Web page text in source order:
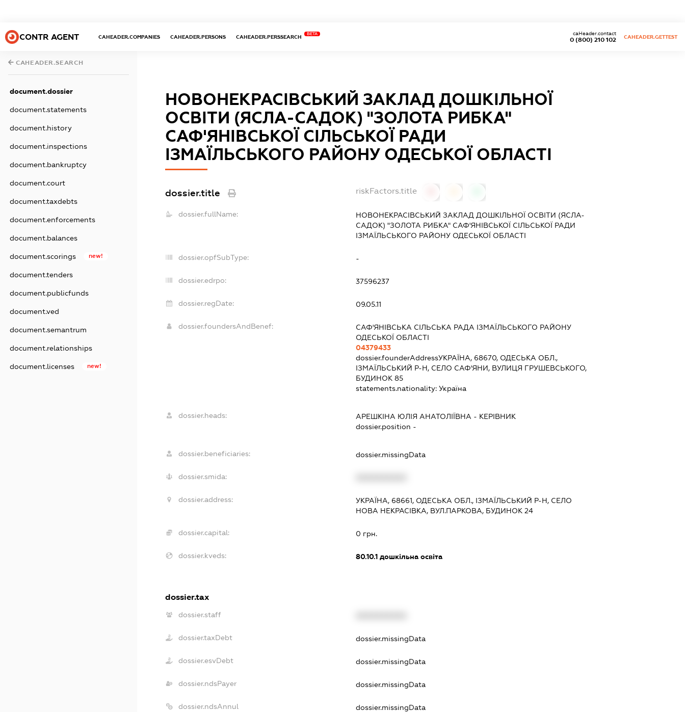
CONTR AGENT CAHEADER.COMPANIES CAHEADER.PERSONS CAHEADER.PERSSEARCH
BETA
0 (800) 210 102
caHeader.contact
CAHEADER.GETTEST
CAHEADER.SEARCH
document.dossier
document.statements
document.history
document.inspections
document.bankruptcy
document.court
document.taxdebts
document.enforcements
document.balances
document.scorings new!
document.tenders
document.publicfunds
document.ved
document.semantrum
document.relationships
document.licenses new!
НОВОНЕКРАСІВСЬКИЙ ЗАКЛАД ДОШКІЛЬНОЇ
ОСВІТИ (ЯСЛА-САДОК) "ЗОЛОТА РИБКА"
САФ'ЯНІВСЬКОЇ СІЛЬСЬКОЇ РАДИ
ІЗМАЇЛЬСЬКОГО РАЙОНУ ОДЕСЬКОЇ ОБЛАСТІ
dossier.title riskFactors.title
dossier.fullName:
НОВОНЕКРАСІВСЬКИЙ ЗАКЛАД ДОШКІЛЬНОЇ ОСВІТИ (ЯСЛА-
САДОК) "ЗОЛОТА РИБКА" САФ'ЯНІВСЬКОЇ СІЛЬСЬКОЇ РАДИ
ІЗМАЇЛЬСЬКОГО РАЙОНУ ОДЕСЬКОЇ ОБЛАСТІ
dossier.opfSubType: -
dossier.edrpo: 37596237
dossier.regDate: 09.05.11
dossier.foundersAndBenef:
САФ'ЯНІВСЬКА СІЛЬСЬКА РАДА ІЗМАЇЛЬСЬКОГО РАЙОНУ
ОДЕСЬКОЇ ОБЛАСТІ
04379433
dossier.founderAddressУКРАЇНА, 68670, ОДЕСЬКА ОБЛ.,
ІЗМАЇЛЬСЬКИЙ Р-Н, СЕЛО САФ'ЯНИ, ВУЛИЦЯ ГРУШЕВСЬКОГО,
БУДИНОК 85
statements.nationality: Україна
dossier.heads: АРЕШКІНА ЮЛІЯ АНАТОЛІЇВНА - КЕРІВНИК
dossier.position -
dossier.beneficiaries: dossier.missingData
dossier.smida:
dossier.address:
УКРАЇНА, 68661, ОДЕСЬКА ОБЛ., ІЗМАЇЛЬСЬКИЙ Р-Н, СЕЛО
НОВА НЕКРАСІВКА, ВУЛ.ПАРКОВА, БУДИНОК 24
dossier.capital: 0 грн.
dossier.kveds: 80.10.1дошкільна освіта
dossier.tax
dossier.staff
dossier.taxDebt dossier.missingData
dossier.esvDebt dossier.missingData
dossier.ndsPayer dossier.missingData
dossier.ndsAnnul dossier.missingData